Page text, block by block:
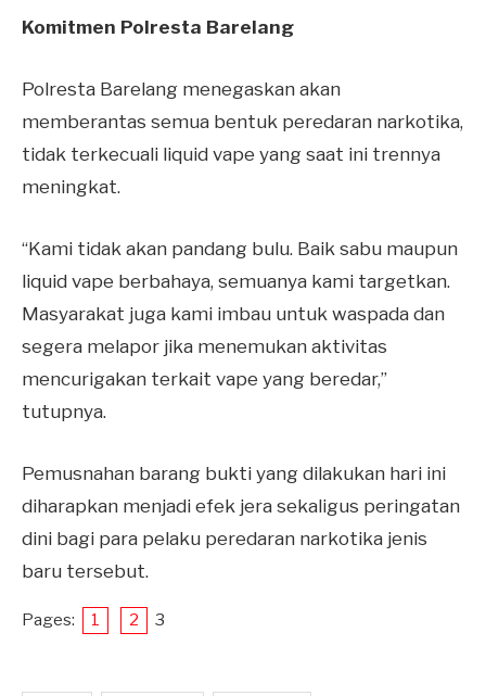
Komitmen Polresta Barelang
Polresta Barelang menegaskan akan
memberantas semua bentuk peredaran narkotika,
tidak terkecuali liquid vape yang saat ini trennya
meningkat.
“Kami tidak akan pandang bulu. Baik sabu maupun
liquid vape berbahaya, semuanya kami targetkan.
Masyarakat juga kami imbau untuk waspada dan
segera melapor jika menemukan aktivitas
mencurigakan terkait vape yang beredar,”
tutupnya.
Pemusnahan barang bukti yang dilakukan hari ini
diharapkan menjadi efek jera sekaligus peringatan
dini bagi para pelaku peredaran narkotika jenis
baru tersebut.
Pages: 1 2 3